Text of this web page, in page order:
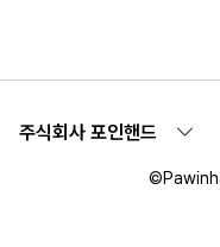
주식회사 포인핸드